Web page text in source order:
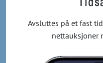
Avsluttes på et fast
nettauksjoner